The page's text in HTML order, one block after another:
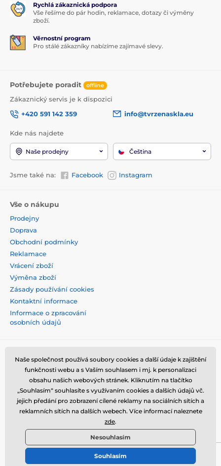
Rychlá zákaznická podpora
Vše řešíme do pár hodin, reklamace, dotazy či výměny
zboží.
Věrnostní program
Pro stálé zákazníky nabízíme zajímavé slevy.
Potřebujete poradit offline
Zákaznický servis je k dispozici
+420 591 142 359
info@tvrzenaskla.eu
Kde nás najdete
Naše prodejny Čeština
Jsme také na: Facebook Instagram
Vše o nákupu
Prodejny
Doprava
Obchodní podmínky
Reklamace
Vrácení zboží
Výměna zboží
Zásady používání cookies
Kontaktní informace
Informace o zpracování
osobních údajů
© 2026 tvrzenaskla.eu ⦁ E-shop vytvořila
Naše společnost používá soubory cookies a další údaje k zajištění
funkčnosti webu a s Vaším souhlasem i mj. k personalizaci
obsahu našich webových stránek. Kliknutím na tlačítko
„Souhlasím“ souhlasíte s využívaním cookies a dalších údajů vč.
jejich předání pro zobrazení cílené reklamy na sociálních sítích a
reklamních sítích na dalších webech. Více informací naleznete
zde.
Nesouhlasím
Souhlasím